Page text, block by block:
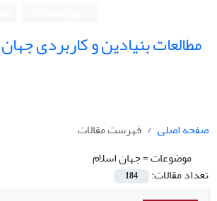
مطالعات بنیادین و کاربردی
صفحه اصلی
فهرست مقالات
موضوعات =جهان اسلام
تعداد مقالات:
184